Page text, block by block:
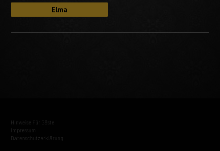
Elma
Hinweise Für Gäste
Impressum
Datenschutzerklärung